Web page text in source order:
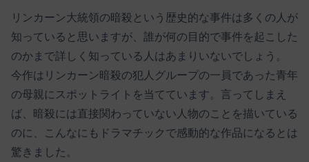
リンカーン大統領の暗殺という歴史的な事件は多くの人が
知っていると思いますが、誰が何の目的で事件を起こした
のかまで詳しく知っている人はあまりいないでしょう。
今作はリンカーン暗殺の犯人グループの一員であった青年
の母親にスポットライトを当てています。言ってしまえ
ば、暗殺には直接関わっていない人物のことを描いている
のに、こんなにもドラマチックで感動的な作品になるとは
驚きました。